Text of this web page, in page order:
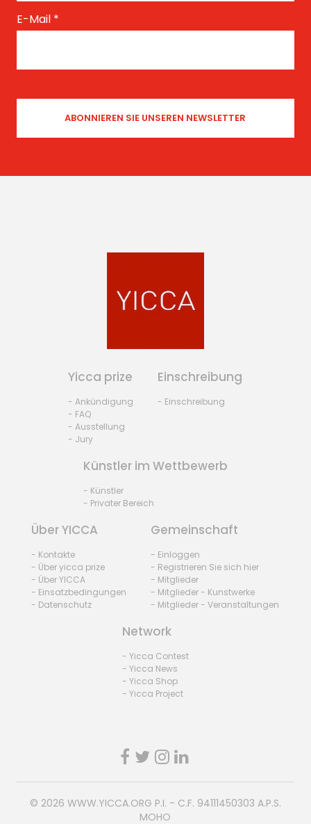
E-Mail *
Yicca prize
- Ankündigung
- FAQ
- Ausstellung
- Jury
Einschreibung
- Einschreibung
Künstler im Wettbewerb
- Künstler
- Privater Bereich
Über YICCA
- Kontakte
- Über yicca prize
- Über YICCA
- Einsatzbedingungen
- Datenschutz
Gemeinschaft
- Einloggen
- Registrieren Sie sich hier
- Mitglieder
- Mitglieder - Kunstwerke
- Mitglieder - Veranstaltungen
Network
- Yicca Contest
- Yicca News
- Yicca Shop
- Yicca Project
© 2026 WWW.YICCA.ORG P.I. - C.F. 94111450303 A.P.S.
MOHO